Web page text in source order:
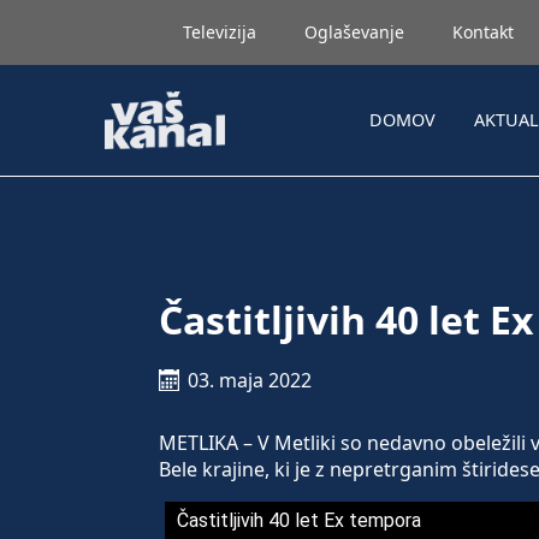
Televizija Oglaševanje Kontakt
DOMOV
Častitljivih 40 let
03. maja 2022
METLIKA – V Metliki so nedavno
Bele krajine, ki je z nepretrganim
Častitljivih 40 let Ex tempora